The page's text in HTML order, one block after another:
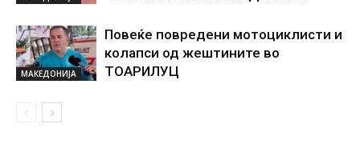
МАКЕДОНИЈА
Повеќе повредени мотоциклисти и
колапси од жештините во
ТОАРИЛУЦ